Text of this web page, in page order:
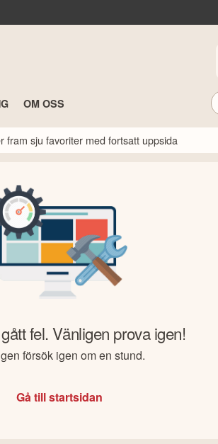
OM OSS
fram sju favoriter med fortsatt uppsida
fel. Vänligen prova igen!
försök igen om en stund.
Gå till startsidan